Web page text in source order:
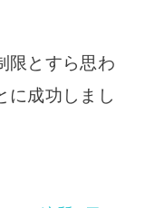
限とすら思わ
に成功しまし